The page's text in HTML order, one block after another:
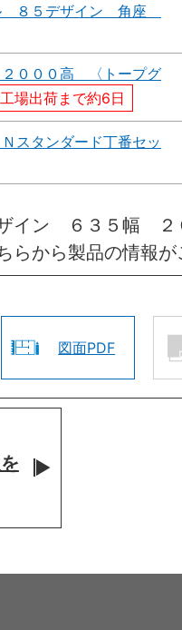
８５デザイン 角座
０００高 〈トープグ
場出荷まで約6日
タンダード丁番セッ
イン ６３５幅
から製品の情報が
図面PDF